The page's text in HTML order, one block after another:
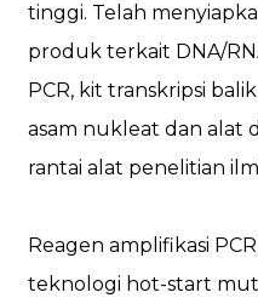
tinggi. Telah
produk terkait DNA/
PCR, kit transkripsi
asam nukleat dan alat
rantai alat penelitian
Reagen amplifikasi
teknologi hot-start